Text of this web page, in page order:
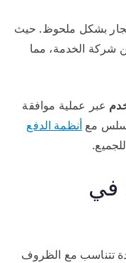
بشكل ملحوظ. حيث
شركة الخدمة، مما
عبر عملية موافقة
مع أنظمة الدفع
أنواع خدمات BNPL في
تتناسب مع الظروف